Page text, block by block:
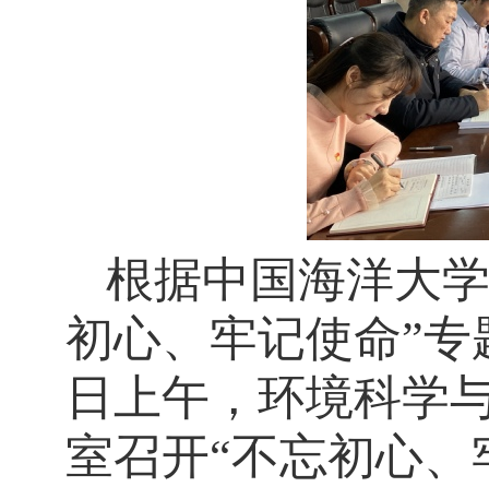
根据中国海洋大
初心、牢记使命”
日上午，环境科学
室召开“不忘初心